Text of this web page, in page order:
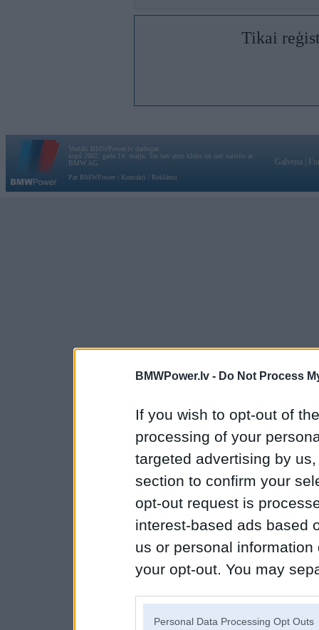
BMWPower.lv - Do Not Process
If you wish to opt-out of
processing of your
targeted advertising by
section to confirm your
opt-out request is
interest-based ads based
us or personal
your opt-out. You may
Personal Data Processing Opt Outs
Tikai
Vortāls BMWPower.lv darbojas
kopš 2002. gada 14. maija. Tas nav auto klubs un nav saistīts ar
BMW AG.
Par BMWPower
Kontakti Reklāma
Galvena